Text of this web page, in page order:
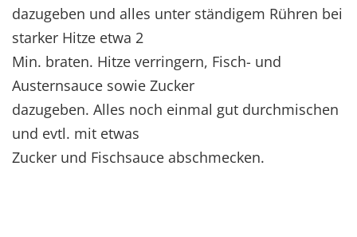
dazugeben und alles unter ständigem Rühren bei
starker Hitze etwa 2
Min. braten. Hitze verringern, Fisch- und
Austernsauce sowie Zucker
dazugeben. Alles noch einmal gut durchmischen
und evtl. mit etwas
Zucker und Fischsauce abschmecken.